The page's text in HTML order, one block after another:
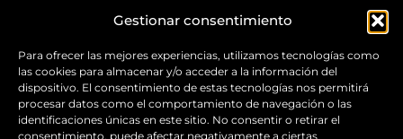
Gestionar consentimiento
Para ofrecer las mejores experiencias, utilizamos tecnologías como
las cookies para almacenar y/o acceder a la información del
dispositivo. El consentimiento de estas tecnologías nos permitirá
procesar datos como el comportamiento de navegación o las
identificaciones únicas en este sitio. No consentir o retirar el
consentimiento, puede afectar negativamente a ciertas
deportivos
para todas las
disciplinas,
de contacto
Mapa del
sitio